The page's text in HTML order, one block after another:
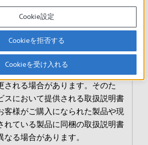
、ソニー製品の取扱説明書、付属
べてを網羅するものではありませ
される場合があります。そのた
スにおいて提供される取扱説明書
客様がご購入になられた製品や現
れている製品に同梱の取扱説明書
る場合があります。
Cookie設定
Cookieを拒否する
Cookieを受け入れる